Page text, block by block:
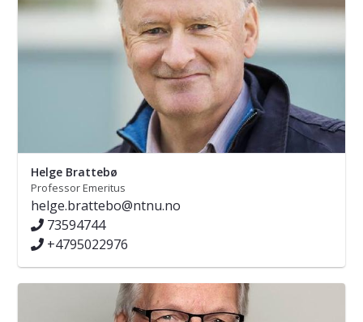
Helge Brattebø
Professor Emeritus
helge.brattebo@ntnu.no
73594744
+4795022976